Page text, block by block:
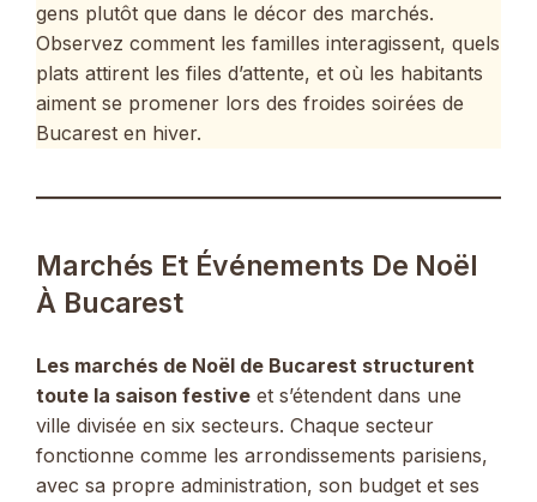
gens plutôt que dans le décor des marchés.
Observez comment les familles interagissent, quels
plats attirent les files d’attente, et où les habitants
aiment se promener lors des froides soirées de
Bucarest en hiver.
Marchés Et Événements De Noël
À Bucarest
Les marchés de Noël de Bucarest structurent
toute la saison festive et s’étendent dans une
ville divisée en six secteurs. Chaque secteur
fonctionne comme les arrondissements parisiens,
avec sa propre administration, son budget et ses